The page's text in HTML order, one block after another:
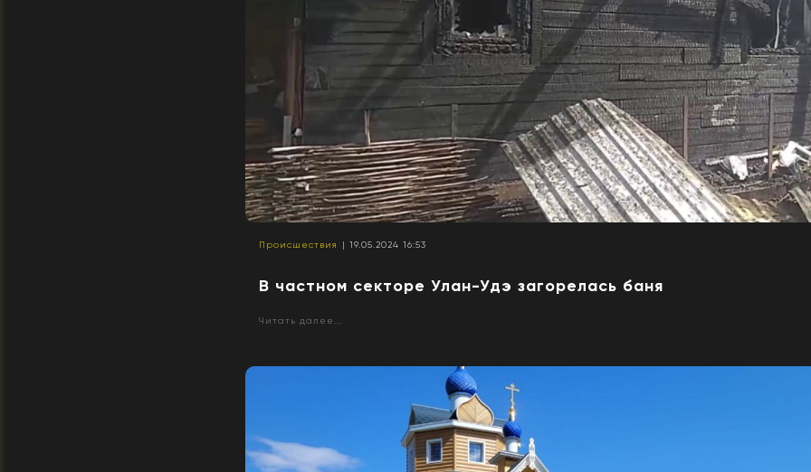
Происшествия | 19.05.2024 16:53
В частном секторе Улан-Удэ загорелась баня
Читать далее...